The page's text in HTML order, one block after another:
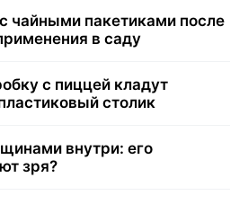
чайными пакетиками после
в саду
с пиццей кладут
столик
внутри: его
зря?